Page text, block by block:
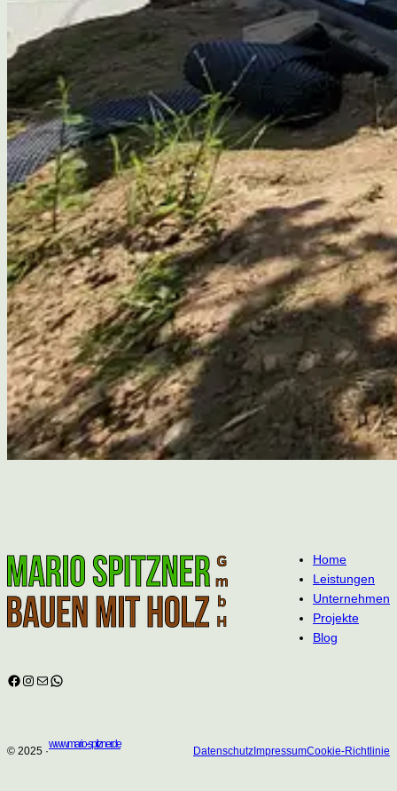
Home
Leistungen
Unternehmen
Projekte
Blog
Facebook
Instagram
E-MailWhatsApp
© 2025 ·
www.mario-spitzner.de
DatenschutzImpressumCookie-Richtlinie